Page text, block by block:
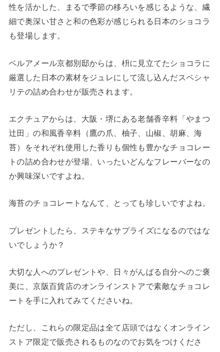
性を活かした、まるで季節の移ろいを感じるような、繊
細で奥深い甘さと和の色彩が感じられる日本のショコラ
も登場します。
ベルアメール京都別邸からは、枡に見立てたショコラに
厳選した日本の素材をジュレにして流し込んだスペシャ
リテの詰め合わせが販売されます。
エクチュアからは、大阪・堺にある老舗香辛料「やまつ
辻田」の和風香辛料（鷹の爪、柚子、山椒、胡麻、海
苔）をそれぞれ使用した香りも個性も豊かなチョコレー
トの詰め合わせが登場、いったいどんなフレーバーなの
か興味深いですよね。
海苔のチョコレートなんて、とっても珍しいですよね。
プレゼントしたら、ステキなサプライズになるのではな
いでしょうか？
大切な人へのプレゼントや、日々がんばる自分へのご褒
美に、京阪百貨店のオンラインストアで素敵なチョコレ
ートを手に入れてみてくださいね。
ただし、これらの限定品は全て店頭ではなくオンライン
ストア限定で販売されるものなのでお気をつけくださ